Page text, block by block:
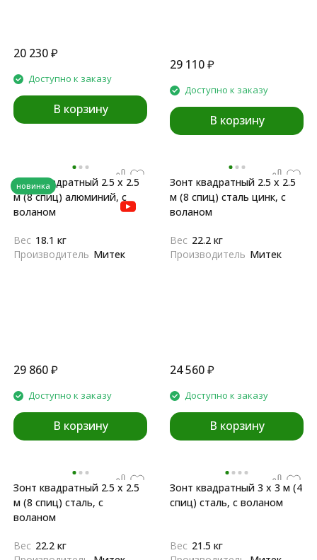
20 230₽
Доступно к заказу
В корзину
29 110₽
Доступно к заказу
В корзину
новинка
Зонт квадратный 2.5 х 2.5
м (8 спиц) алюминий, с
воланом
Вес 18.1 кг
Производитель Митек
29 860₽
Доступно к заказу
В корзину
Зонт квадратный 2.5 х 2.5
м (8 спиц) сталь цинк, с
воланом
Вес 22.2 кг
Производитель Митек
24 560₽
Доступно к заказу
В корзину
Зонт квадратный 2.5 х 2.5
м (8 спиц) сталь, с
воланом
Вес 22.2 кг
Зонт квадратный 3 х 3 м (4
спиц) сталь, с воланом
Вес 21.5 кг